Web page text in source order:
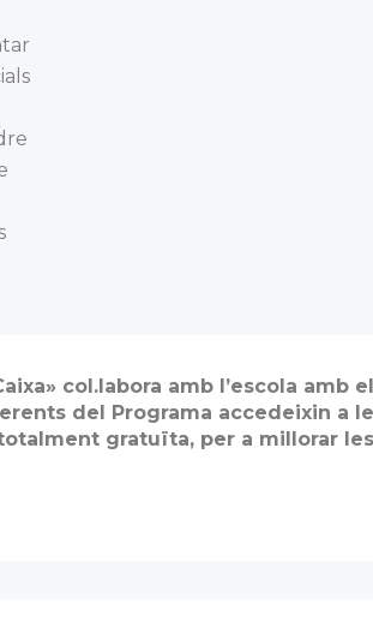
col.labora amb l’escola
del Programa accedeixin a
gratuïta, per a millorar